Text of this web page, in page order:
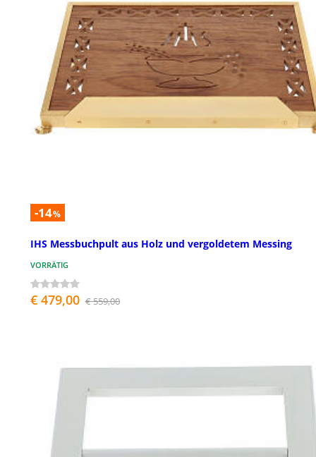
-14%
IHS Messbuchpult aus Holz und vergoldetem Messing
VORRÄTIG
€ 479,00 € 559,00